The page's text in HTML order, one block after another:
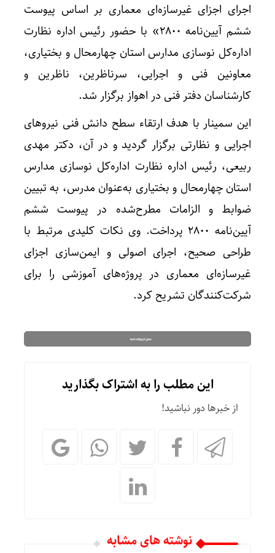
اجرای اجزای غیرسازه‌ای معماری بر اساس پیوست
ششم آیین‌نامه ۲۸۰۰» با حضور رئیس اداره نظارت
اداره‌کل نوسازی مدارس استان چهارمحال و بختیاری،
معاونین فنی و اجرایی، سرناظرین، ناظرین و
کارشناسان دفتر فنی در اهواز برگزار شد.
این سمینار با هدف ارتقاء سطح دانش فنی نیروهای
اجرایی و نظارتی برگزار گردید و در آن، دکتر مهدی
ربیعی، رئیس اداره نظارت اداره‌کل نوسازی مدارس
استان چهارمحال و بختیاری به‌عنوان مدرس، به تبیین
ضوابط و الزامات مطرح‌شده در پیوست ششم
آیین‌نامه ۲۸۰۰ پرداخت. وی نکات کلیدی مرتبط با
طراحی صحیح، اجرای اصولی و ایمن‌سازی اجزای
غیرسازه‌ای معماری در پروژه‌های آموزشی را برای
شرکت‌کنندگان تشریح کرد.
این مطلب را به اشتراک بگذارید
از خبرها دور نباشید!
نوشته های مشابه